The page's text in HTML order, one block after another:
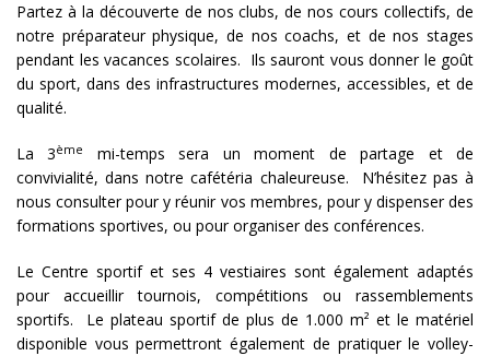
Partez à la découverte de nos clubs, de nos cours collectifs, de
notre préparateur physique, de nos coachs, et de nos stages
pendant les vacances scolaires. Ils sauront vous donner le goût
du sport, dans des infrastructures modernes, accessibles, et de
qualité.
La 3ème
mi-temps sera un moment de partage et de
convivialité, dans notre cafétéria chaleureuse. N’hésitez pas à
nous consulter pour y réunir vos membres, pour y dispenser des
formations sportives, ou pour organiser des conférences.
Le Centre sportif et ses 4 vestiaires sont également adaptés
pour accueillir tournois, compétitions ou rassemblements
sportifs. Le plateau sportif de plus de 1.000 m² et le matériel
disponible vous permettront également de pratiquer le volley-